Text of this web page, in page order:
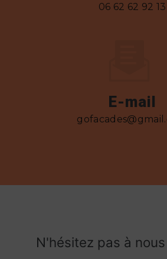
06 62 62 92 13
E-mail
N'hésitez pas à